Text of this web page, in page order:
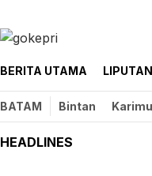
BERITA UTAMA
BATAM Bintan
HEADLINES